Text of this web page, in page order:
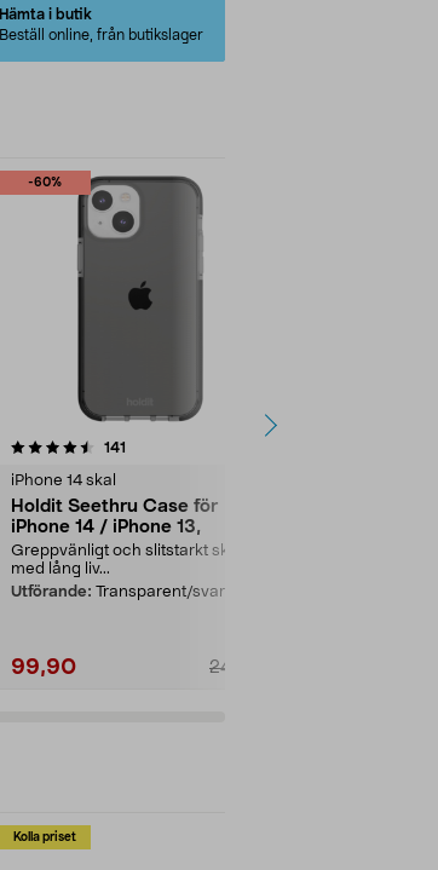
Hämta i butik
Beställ online, från butikslager
-60%
141
iPhone 14 skal
Holdit Seethru Case för
iPhone 14 / iPhone 13,
Greppvänligt och slitstarkt skal
med lång liv...
Utförande: Transparent/svart
99,90 249,00
4.5 av 5 stjärnor
Kolla priset